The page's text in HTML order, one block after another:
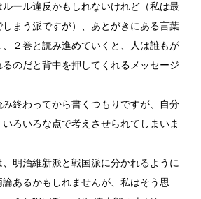
ール違反かもしれないけれど（私は最
まう派ですが）、あとがきにある言葉
２巻と読み進めていくと、人は誰もが
のだと背中を押してくれるメッセージ
終わってから書くつもりですが、自分
ろいろな点で考えさせられてしまいま
明治維新派と戦国派に分かれるように
あるかもしれませんが、私はそう思